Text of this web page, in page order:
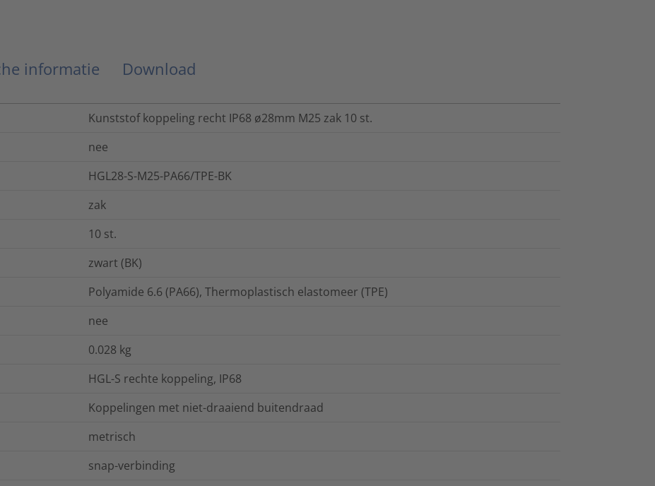
informatie Download
Kunststof koppeling recht IP68 ø28mm M25 zak 10 st.
nee
HGL28-S-M25-PA66/TPE-BK
zak
10 st.
zwart (BK)
Polyamide 6.6 (PA66), Thermoplastisch elastomeer (TPE)
nee
0.028 kg
HGL-S rechte koppeling, IP68
Koppelingen met niet-draaiend buitendraad
metrisch
snap-verbinding